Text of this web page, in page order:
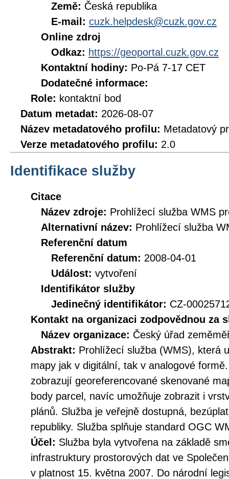
Země: Česká republika
E-mail: cuzk.helpdesk@cuzk.gov.cz
Online zdroj
Odkaz: https://geoportal.cuzk.gov.cz
Kontaktní hodiny: Po-Pá 7-17 CET
Dodatečné informace:
Role: kontaktní bod
Datum metadat: 2026-08-07
Název metadatového profilu: Metadatový
Verze metadatového profilu: 2.0
Identifikace služby
Citace
Název zdroje: Prohlížecí služba WMS
Alternativní název: Prohlížecí služba
Referenční datum
Referenční datum: 2008-04-01
Událost: vytvoření
Identifikátor služby
Jedinečný identifikátor: CZ-
Kontakt na organizaci zodpovědnou za
Název organizace: Český úřad
Abstrakt: Prohlížecí služba (WMS), která
mapy jak v digitální, tak v analogové
zobrazují georeferencované skenované
body parcel, navíc umožňuje zobrazit i
plánů. Služba je veřejně dostupná,
republiky. Služba splňuje standard OGC
Účel: Služba byla vytvořena na základě
infrastruktury prostorových dat ve
v platnost 15. května 2007. Do národní